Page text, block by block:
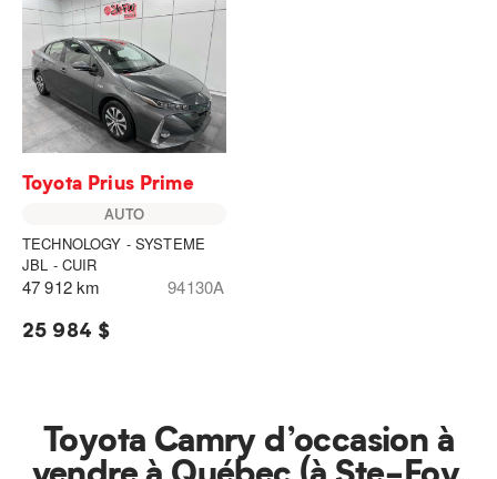
Toyota Prius Prime
AUTO
TECHNOLOGY - SYSTEME
JBL - CUIR
47 912 km 94130A
25 984 $
Toyota Camry d’occasion à